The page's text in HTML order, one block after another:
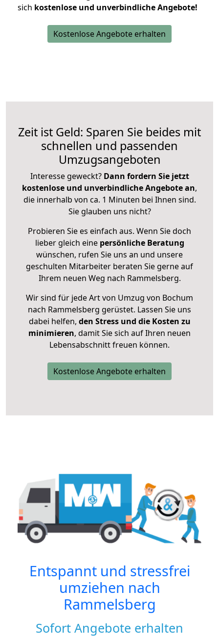
sich kostenlose und unverbindliche Angebote!
Kostenlose Angebote erhalten
Zeit ist Geld: Sparen Sie beides mit
schnellen und passenden
Umzugsangeboten
Interesse geweckt? Dann fordern Sie jetzt
kostenlose und unverbindliche Angebote an,
die innerhalb von ca. 1 Minuten bei Ihnen sind.
Sie glauben uns nicht?
Probieren Sie es einfach aus. Wenn Sie doch
lieber gleich eine persönliche Beratung
wünschen, rufen Sie uns an und unsere
geschulten Mitarbeiter beraten Sie gerne auf
Ihrem neuen Weg nach Rammelsberg.
Wir sind für jede Art von Umzug von Bochum
nach Rammelsberg gerüstet. Lassen Sie uns
dabei helfen, den Stress und die Kosten zu
minimieren, damit Sie sich auf Ihren neuen
Lebensabschnitt freuen können.
Kostenlose Angebote erhalten
Entspannt und stressfrei
umziehen nach
Rammelsberg
Sofort Angebote erhalten